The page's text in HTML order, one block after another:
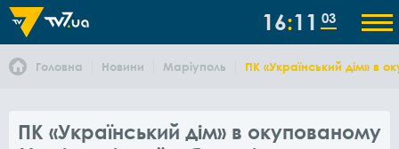
16 11 03
Головна Новини Маріуполь ПК «Український дім» в
ПК «Український дім» в окупованому